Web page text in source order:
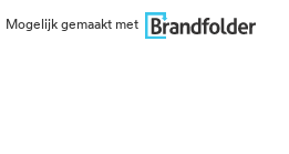
Mogelijk gemaakt met